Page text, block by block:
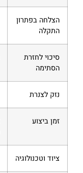
הצלחה בפתרון
התקלה
סיכוי לחזרת
הסתימה
נזק לצנרת
זמן ביצוע
ציוד וטכנולוגיה